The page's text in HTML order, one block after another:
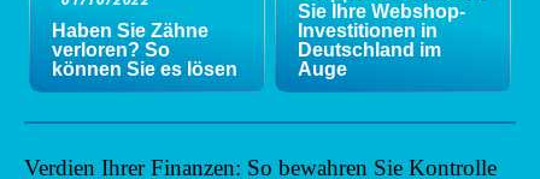
Haben Sie Zähne
verloren? So
können Sie es lösen
Sie Ihre Webshop-
Investitionen in
Deutschland im
Auge
Verdien Ihrer Finanzen: So bewahren Sie Kontrolle